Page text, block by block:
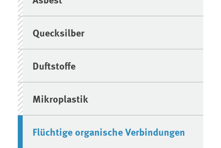
Quecksilber
Duftstoffe
Mikroplastik
Flüchtige organische Verbindungen